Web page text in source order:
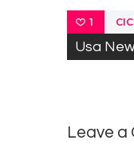
1
Usa
Leave a